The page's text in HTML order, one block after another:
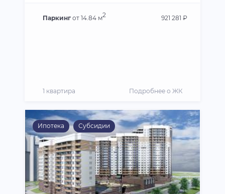
Паркинг от 14.84 м2 921 281 ₽
1 квартира Подробнее о ЖК
Ипотека Субсидии